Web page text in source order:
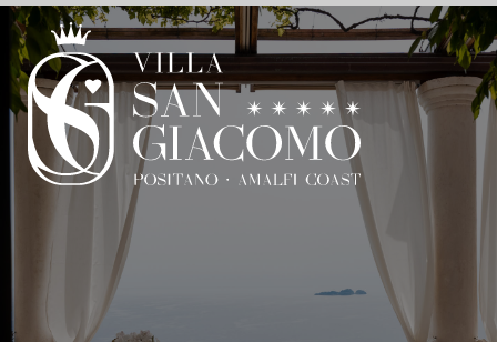
VILLA SAN GIACOMO UN’ESPERIENZA A 360º
UN TUFFO NEL PASSATO UN SOGNO SU MISURA